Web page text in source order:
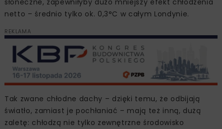
netto – średnio tylko ok. 0,3°C w całym Londynie.
REKLAMA
Tak zwane chłodne dachy – dzięki temu, że odbijają
światło, zamiast je pochłaniać – mają też inną, dużą
zaletę: chłodzą nie tylko zewnętrzne środowisko